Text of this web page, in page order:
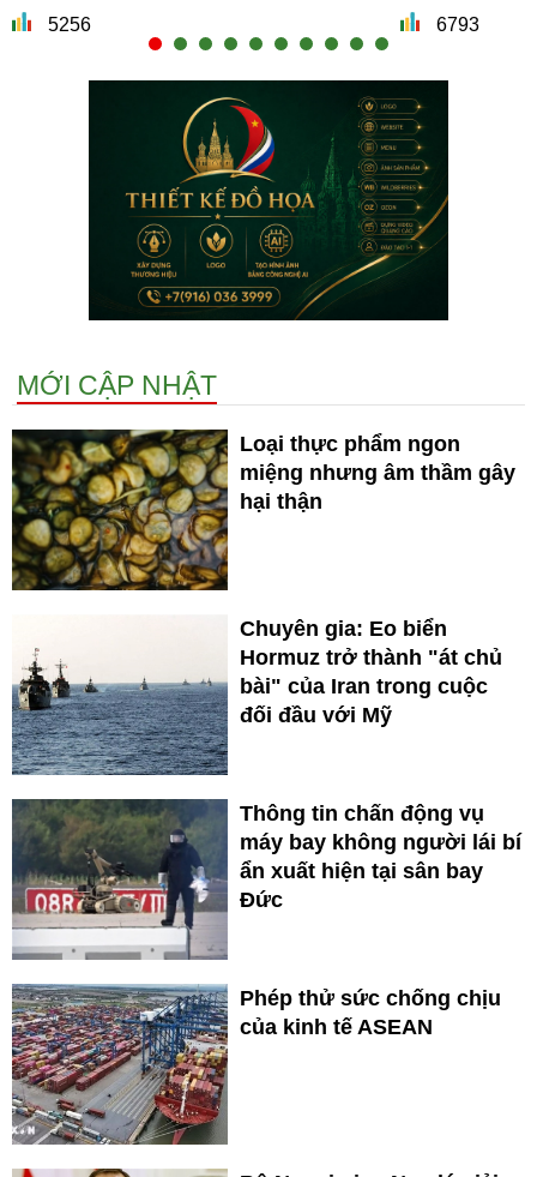
5256 6793
MỚI CẬP NHẬT
Loại thực phẩm ngon
miệng nhưng âm thầm gây
hại thận
Chuyên gia: Eo biển
Hormuz trở thành "át chủ
bài" của Iran trong cuộc
đối đầu với Mỹ
Thông tin chấn động vụ
máy bay không người lái bí
ẩn xuất hiện tại sân bay
Đức
Phép thử sức chống chịu
của kinh tế ASEAN